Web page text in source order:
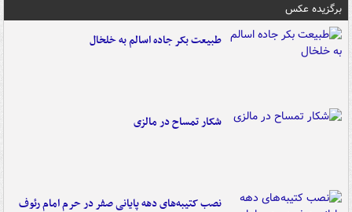
برگزیده عکس
طبیعت بکر جاده اسالم به خلخال
شکار تمساح در مالزی
نصب کتیبه‌های دهه پایانی صفر در حرم امام رئوف